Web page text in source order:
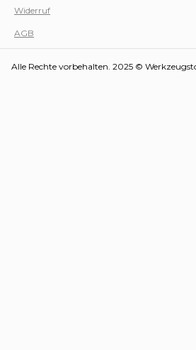
Widerruf
AGB
Alle Rechte vorbehalten. 2025 ©